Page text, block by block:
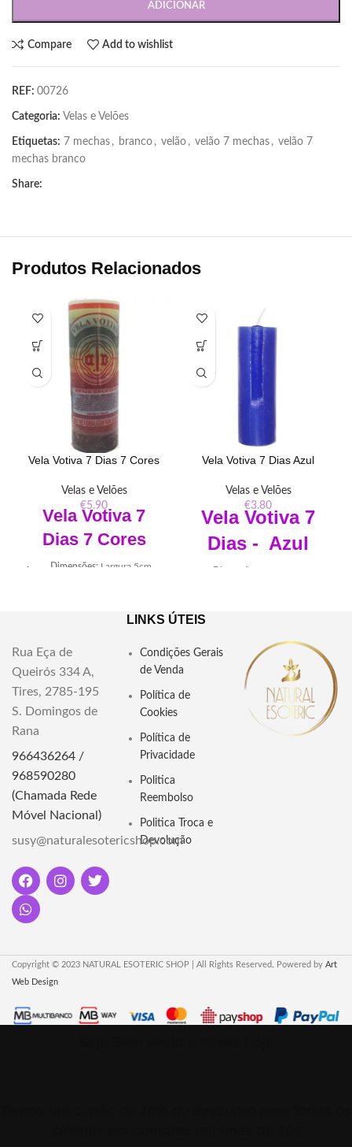
ADICIONAR
Compare Add to wishlist
REF: 00726
Categoria: Velas e Velões
Etiquetas: 7 mechas , branco , velão , velão 7 mechas , velão 7
mechas branco
Share:
Produtos Relacionados
Vela Votiva 7 Dias 7 Cores
Velas e Velões
€5.90
Vela Votiva 7
Dias 7 Cores
Dimensões: Largura 5cm
o plastico envolvente
"Conheça a essência espiritual das
alinhadas aos chacras,
promovendo equilíbrio e
esotéricos. Descubra suas
energias sagradas."
Vela Votiva 7 Dias Azul
Velas e Velões
€3.80
Vela Votiva 7
Dias - Azul
vela dure os 7 dias não retirar
o plastico envolvente
Rua Eça de
Queirós 334 A,
Tires, 2785-195
S. Domingos de
Rana
966436264 /
968590280
(Chamada Rede
Móvel Nacional)
susy@naturalesotericshop.com
LINKS ÚTEIS
Condições Gerais
de Venda
Política de
Cookies
Política de
Privacidade
Politica
Reembolso
Politica Troca e
Devolução
Copyright © 2023 NATURAL ESOTERIC SHOP | All Rights Reserved. Powered by Art
Web Design